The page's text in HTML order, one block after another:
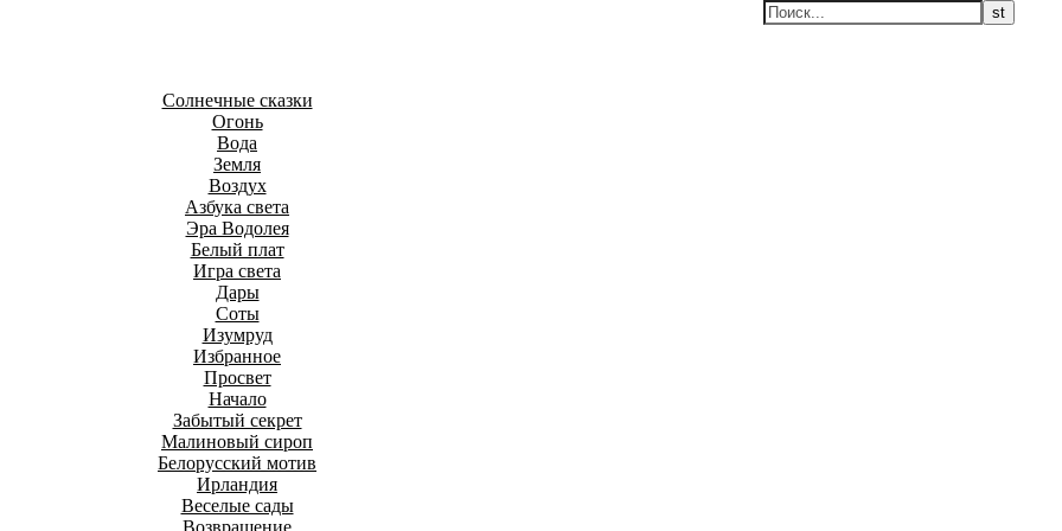
Солнечные сказки
Огонь
Вода
Земля
Воздух
Азбука света
Эра Водолея
Белый плат
Игра света
Дары
Соты
Изумруд
Избранное
Просвет
Начало
Забытый секрет
Малиновый сироп
Белорусский мотив
Ирландия
Веселые сады
Возвращение